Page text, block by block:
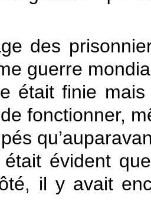
des
guerre
était finie
fonctionner,
évident
il y avait